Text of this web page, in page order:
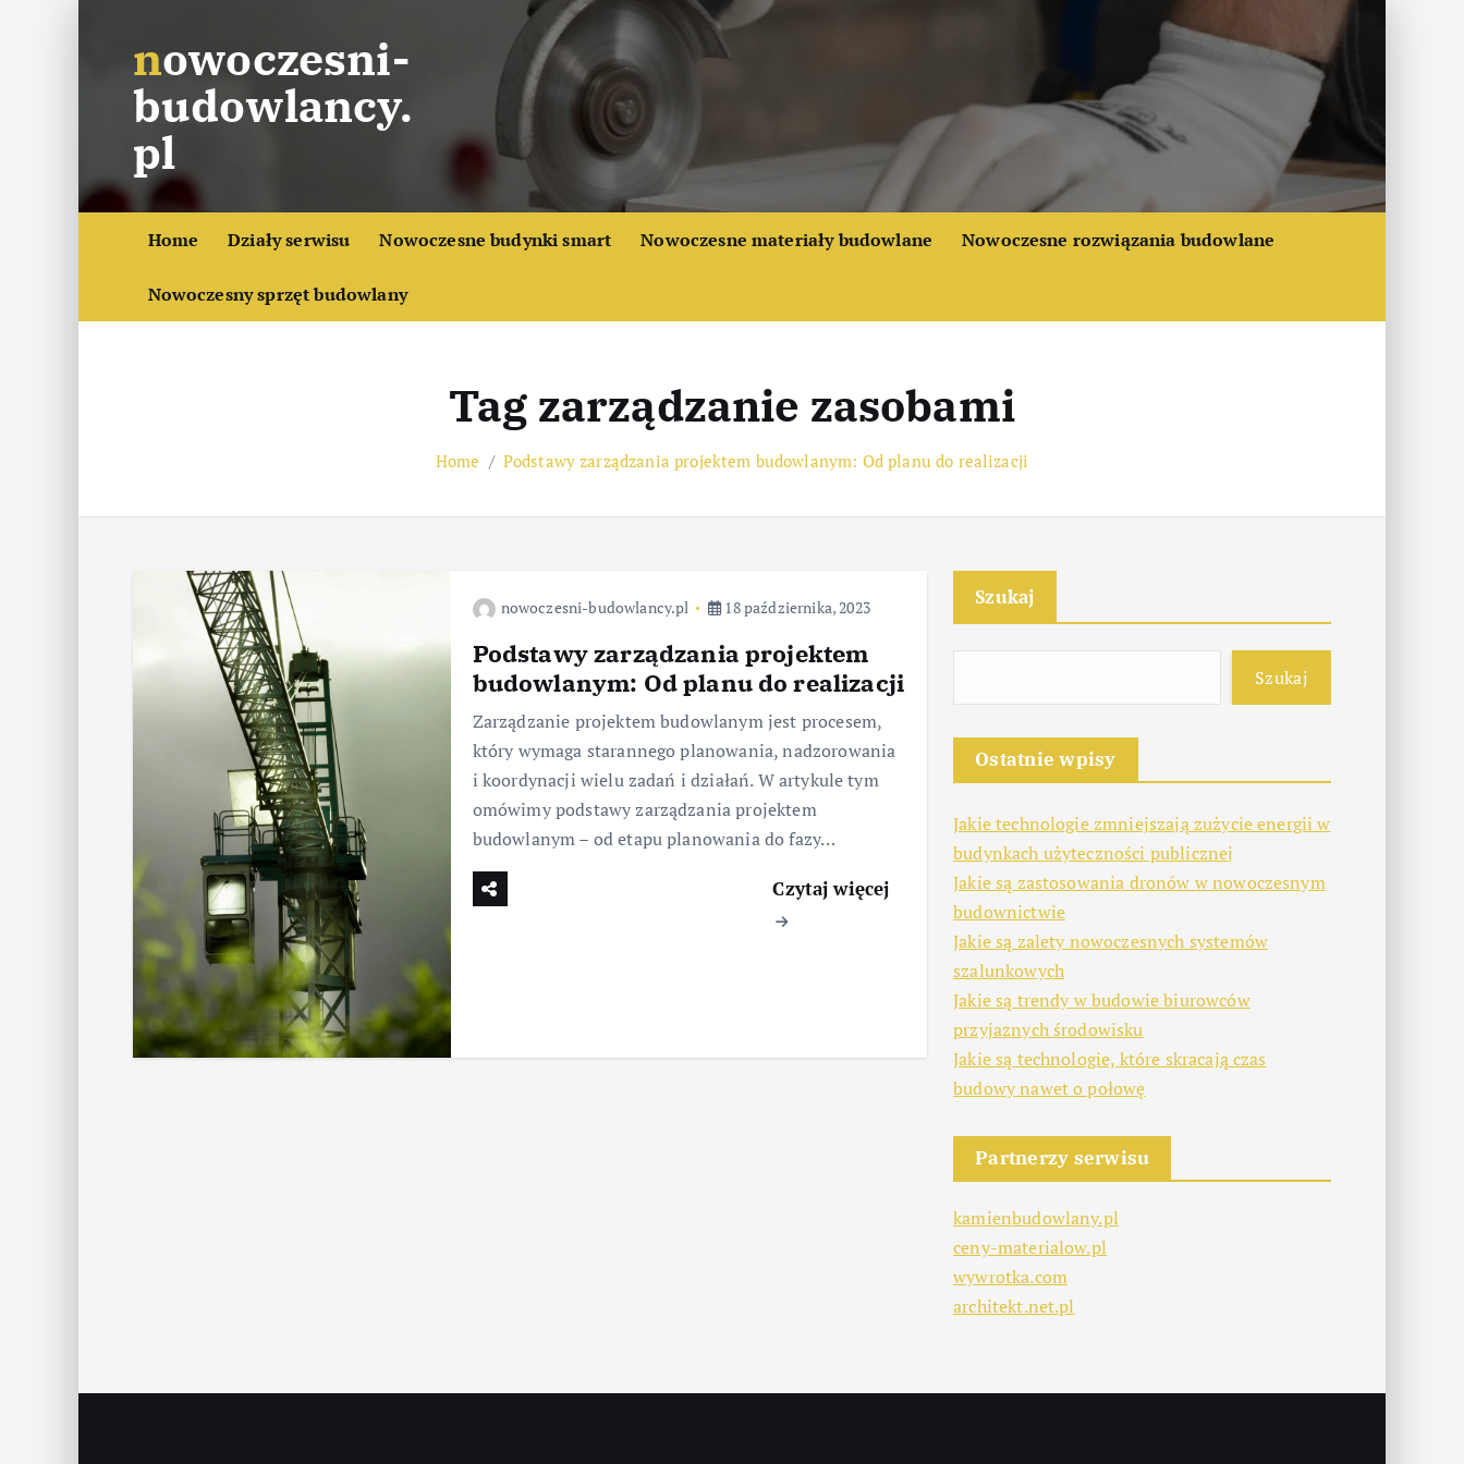
c
o
nowoczesni-
budowlancy.
pl
Home Działy serwisu Nowoczesne budynki smart Nowoczesne materiały budowlane Nowoczesne rozwiązania budowlane
Nowoczesny sprzęt budowlany
Tag zarządzanie zasobami
Home Podstawy zarządzania projektem budowlanym: Od planu do realizacji
nowoczesni-budowlancy.pl 18 października, 2023
Podstawy zarządzania projektem
budowlanym: Od planu do realizacji
Zarządzanie projektem budowlanym jest procesem,
który wymaga starannego planowania, nadzorowania
i koordynacji wielu zadań i działań. W artykule tym
omówimy podstawy zarządzania projektem
budowlanym – od etapu planowania do fazy…
Czytaj więcej
Szukaj
Szukaj
Ostatnie wpisy
Jakie technologie zmniejszają zużycie energii w
budynkach użyteczności publicznej
Jakie są zastosowania dronów w nowoczesnym
budownictwie
Jakie są zalety nowoczesnych systemów
szalunkowych
Jakie są trendy w budowie biurowców
przyjaznych środowisku
Jakie są technologie, które skracają czas
budowy nawet o połowę
Partnerzy serwisu
kamienbudowlany.pl
ceny-materialow.pl
wywrotka.com
architekt.net.pl